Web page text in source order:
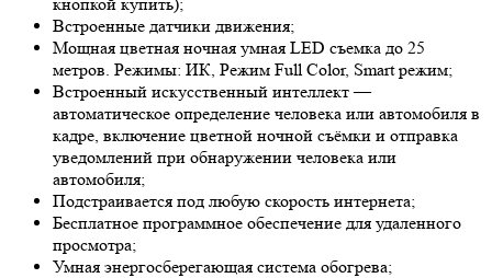
кнопкой купить);
Встроенные датчики движения;
Мощная цветная ночная умная LED съемка до 25
метров. Режимы: ИК, Режим Full Color, Smart режим;
Встроенный искусственный интеллект —
автоматическое определение человека или автомобиля в
кадре, включение цветной ночной съёмки и отправка
уведомлений при обнаружении человека или
автомобиля;
Подстраивается под любую скорость интернета;
Бесплатное программное обеспечение для удаленного
просмотра;
Умная энергосберегающая система обогрева;